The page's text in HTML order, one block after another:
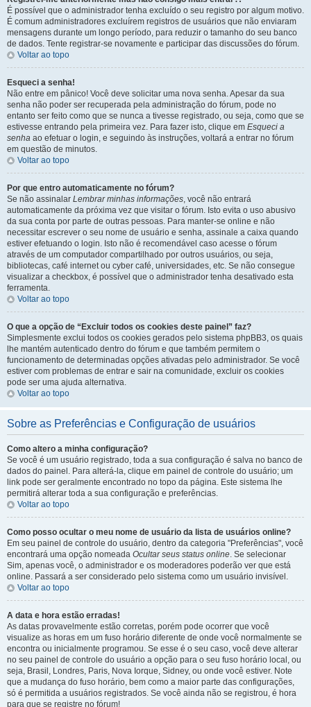
É possível que o administrador tenha excluído o seu registro por algum motivo.
É comum administradores excluírem registros de usuários que não enviaram
mensagens durante um longo período, para reduzir o tamanho do seu banco
de dados. Tente registrar-se novamente e participar das discussões do fórum.
Voltar ao topo
Esqueci a senha!
Não entre em pânico! Você deve solicitar uma nova senha. Apesar da sua
senha não poder ser recuperada pela administração do fórum, pode no
entanto ser feito como que se nunca a tivesse registrado, ou seja, como que se
estivesse entrando pela primeira vez. Para fazer isto, clique em Esqueci a
senha ao efetuar o login, e seguindo às instruções, voltará a entrar no fórum
em questão de minutos.
Voltar ao topo
Por que entro automaticamente no fórum?
Se não assinalar Lembrar minhas informações, você não entrará
automaticamente da próxima vez que visitar o fórum. Isto evita o uso abusivo
da sua conta por parte de outras pessoas. Para manter-se online e não
necessitar escrever o seu nome de usuário e senha, assinale a caixa quando
estiver efetuando o login. Isto não é recomendável caso acesse o fórum
através de um computador compartilhado por outros usuários, ou seja,
bibliotecas, café internet ou cyber café, universidades, etc. Se não consegue
visualizar a checkbox, é possível que o administrador tenha desativado esta
ferramenta.
Voltar ao topo
O que a opção de “Excluir todos os cookies deste painel” faz?
Simplesmente exclui todos os cookies gerados pelo sistema phpBB3, os quais
lhe mantém autenticado dentro do fórum e que também permitem o
funcionamento de determinadas opções ativadas pelo administrador. Se você
estiver com problemas de entrar e sair na comunidade, excluir os cookies
pode ser uma ajuda alternativa.
Voltar ao topo
Sobre as Preferências e Configuração de usuários
Como altero a minha configuração?
Se você é um usuário registrado, toda a sua configuração é salva no banco de
dados do painel. Para alterá-la, clique em painel de controle do usuário; um
link pode ser geralmente encontrado no topo da página. Este sistema lhe
permitirá alterar toda a sua configuração e preferências.
Voltar ao topo
Como posso ocultar o meu nome de usuário da lista de usuários online?
Em seu painel de controle do usuário, dentro da categoria "Preferências", você
encontrará uma opção nomeada Ocultar seus status online. Se selecionar
Sim, apenas você, o administrador e os moderadores poderão ver que está
online. Passará a ser considerado pelo sistema como um usuário invisível.
Voltar ao topo
A data e hora estão erradas!
As datas provavelmente estão corretas, porém pode ocorrer que você
visualize as horas em um fuso horário diferente de onde você normalmente se
encontra ou inicialmente programou. Se esse é o seu caso, você deve alterar
no seu painel de controle do usuário a opção para o seu fuso horário local, ou
seja, Brasil, Londres, Paris, Nova Iorque, Sidney, ou onde você estiver. Note
que a mudança do fuso horário, bem como a maior parte das configurações,
só é permitida a usuários registrados. Se você ainda não se registrou, é hora
para que se registre no fórum!